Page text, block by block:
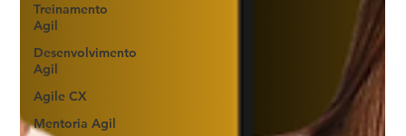
Treinamento
Agil
Desenvolvimento
Agil
Agile CX
Mentoria Agil